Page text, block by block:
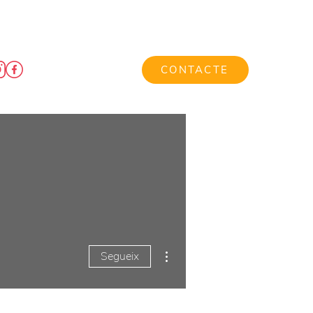
CONTACTE
Segueix